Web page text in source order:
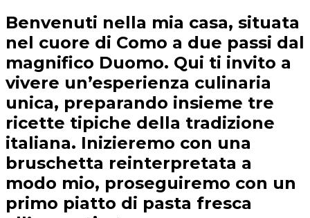
Benvenuti nella mia casa, situata
nel cuore di Como a due passi dal
magnifico Duomo. Qui ti invito a
vivere un’esperienza culinaria
unica, preparando insieme tre
ricette tipiche della tradizione
italiana. Inizieremo con una
bruschetta reinterpretata a
modo mio, proseguiremo con un
primo piatto di pasta fresca